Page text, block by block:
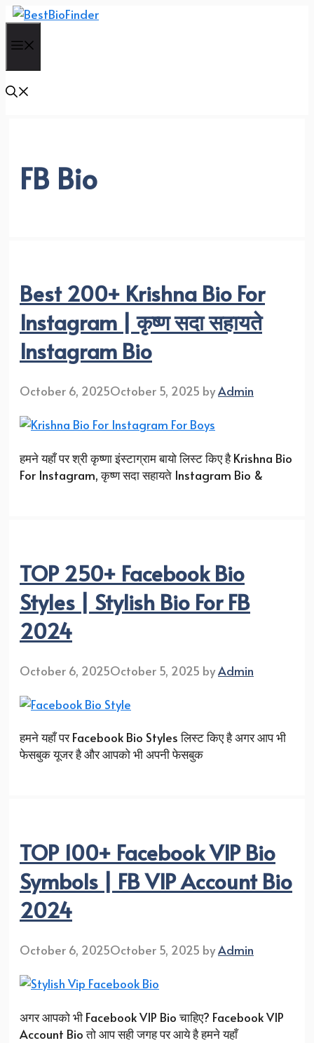
Skip
content
FB Bio
Best 200+ Krishna Bio For
Instagram | कृष्ण सदा सहायते
Instagram Bio
October 6, 2025October 5, 2025 byAdmin
हमने यहाँ पर श्री कृष्णा इंस्टाग्राम बायो लिस्ट किए है Krishna Bio
For Instagram, कृष्ण सदा सहायते Instagram Bio &
TOP 250+ Facebook Bio
Styles | Stylish Bio For FB
2024
October 6, 2025October 5, 2025 byAdmin
हमने यहाँ पर Facebook Bio Styles लिस्ट किए है अगर आप भी
फेसबुक यूजर है और आपको भी अपनी फेसबुक
TOP 100+ Facebook VIP Bio
Symbols | FB VIP Account Bio
2024
October 6, 2025October 5, 2025 byAdmin
अगर आपको भी Facebook VIP Bio चाहिए? Facebook VIP
Account Bio तो आप सही जगह पर आये है हमने यहाँ